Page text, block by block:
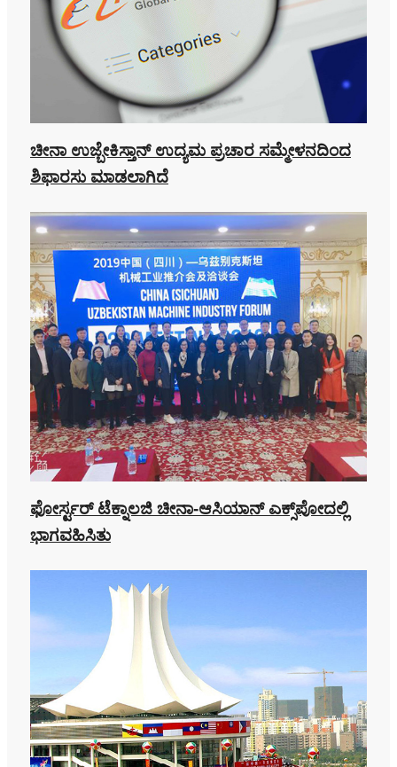
ಚೀನಾ ಉಜ್ಬೇಕಿಸ್ತಾನ್ ಉದ್ಯಮ ಪ್ರಚಾರ ಸಮ್ಮೇಳನದಿಂದ
ಶಿಫಾರಸು ಮಾಡಲಾಗಿದೆ
ಫೋರ್ಸ್ಟರ್ ಟೆಕ್ನಾಲಜಿ ಚೀನಾ-ಆಸಿಯಾನ್ ಎಕ್ಸ್‌ಪೋದಲ್ಲಿ
ಭಾಗವಹಿಸಿತು